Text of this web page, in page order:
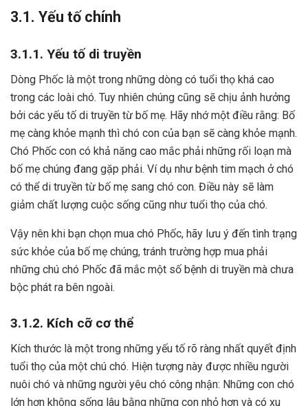
3.1. Yếu tố chính
3.1.1. Yếu tố di truyền
Dòng Phốc là một trong những dòng có tuổi thọ khá cao
trong các loài chó. Tuy nhiên chúng cũng sẽ chịu ảnh hưởng
bởi các yếu tố di truyền từ bố mẹ. Hãy nhớ một điều rằng: Bố
mẹ càng khỏe mạnh thì chó con của bạn sẽ càng khỏe mạnh.
Chó Phốc con có khả năng cao mắc phải những rối loạn mà
bố mẹ chúng đang gặp phải. Ví dụ như bệnh tim mạch ở chó
có thể di truyền từ bố mẹ sang chó con. Điều này sẽ làm
giảm chất lượng cuộc sống cũng như tuổi thọ của chó.
Vậy nên khi bạn chọn mua chó Phốc, hãy lưu ý đến tình trạng
sức khỏe của bố mẹ chúng, tránh trường hợp mua phải
những chú chó Phốc đã mắc một số bệnh di truyền mà chưa
bộc phát ra bên ngoài.
3.1.2. Kích cỡ cơ thể
Kích thước là một trong những yếu tố rõ ràng nhất quyết định
tuổi thọ của một chú chó. Hiện tượng này được nhiều người
nuôi chó và những người yêu chó công nhận: Những con chó
lớn hơn không sống lâu bằng những con nhỏ hơn và có xu